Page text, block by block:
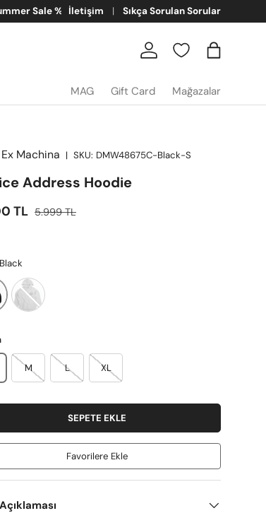
İletişim Sıkça Sorulan Sorular
Giriş Sepet
MAG Gift Card Mağazalar
Machina | SKU: DMW48675C-Black-S
Address Hoodie
fiyat
TL Satış fiyatı
5.999 TL
Black
Grey Marle
M L XL
SEPETE EKLE
Favorilere Ekle